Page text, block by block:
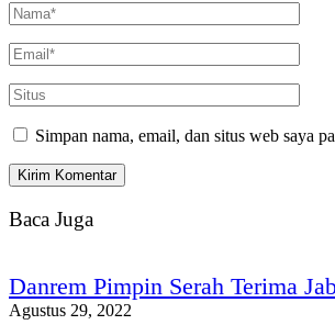
Simpan nama, email, dan situs web saya
Baca Juga
Danrem Pimpin Serah Terima
Agustus 29, 2022